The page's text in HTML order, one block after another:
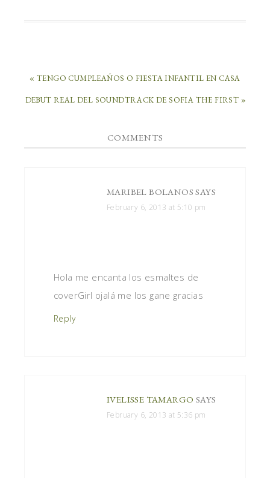
« TENGO CUMPLEAÑOS O FIESTA INFANTIL EN CASA
DEBUT REAL DEL SOUNDTRACK DE SOFIA THE FIRST »
COMMENTS
MARIBEL BOLANOS SAYS
February 6, 2013 at 5:10 pm
Hola me encanta los esmaltes de
coverGirl ojalá me los gane gracias
Reply
IVELISSE TAMARGO SAYS
February 6, 2013 at 5:36 pm